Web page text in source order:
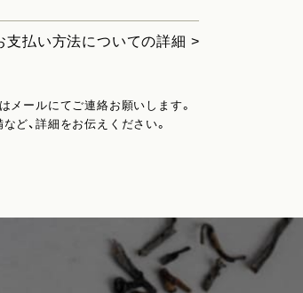
支払い方法についての詳細 >
ールにてご連絡お願いします。
ど、詳細をお伝えください。